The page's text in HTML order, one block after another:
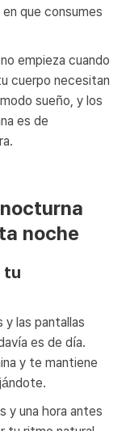
que consumes
empieza cuando
cuerpo necesitan
sueño, y los
es de
noche
tu
y las pantallas
es de día.
y te mantiene
y una hora antes